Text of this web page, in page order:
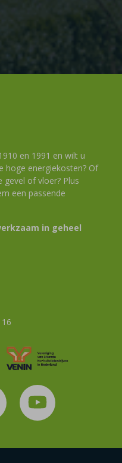
en 1991 en wilt u
hoge energiekosten? Of
of vloer? Plus
een passende
in geheel